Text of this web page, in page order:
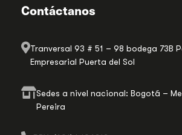
Contáctanos
Tranversal 93 # 51 – 98 bodega 73B
Empresarial Puerta del Sol
Sedes a nivel nacional: Bogotá –
Pereira